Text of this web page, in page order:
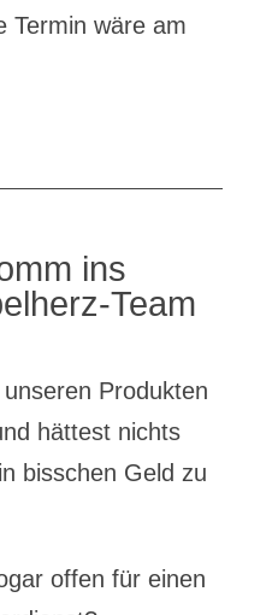
Termin wäre am
ins
Team
Produkten
hättest nichts
bisschen Geld zu
offen für einen